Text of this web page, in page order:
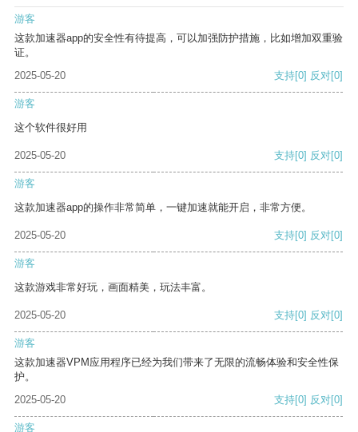
游客
这款加速器app的安全性有待提高，可以加强防护措施，比如增加双重验
证。
2025-05-20
支持[0] 反对[0]
游客
这个软件很好用
2025-05-20 支持[0] 反对[0]
游客
这款加速器app的操作非常简单，一键加速就能开启，非常方便。
2025-05-20 支持[0] 反对[0]
游客
这款游戏非常好玩，画面精美，玩法丰富。
2025-05-20 支持[0] 反对[0]
游客
这款加速器VPM应用程序已经为我们带来了无限的流畅体验和安全性保
护。
2025-05-20
支持[0] 反对[0]
游客